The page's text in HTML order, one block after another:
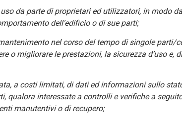
da parte di proprietari ed utilizzatori, in modo
dell’edificio o di sue parti;
nel corso del tempo di singole parti/
o migliorare le prestazioni, la sicurezza d’uso e,
a costi limitati, di dati ed informazioni sullo
qualora interessate a controlli e verifiche a
manutentivi o di recupero;